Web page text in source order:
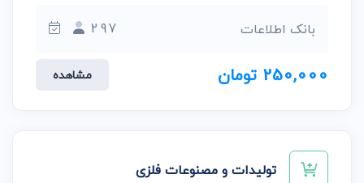
بانک اطلاعات 297
250,000 تومان مشاهده
تولیدات و مصنوعات فلزی